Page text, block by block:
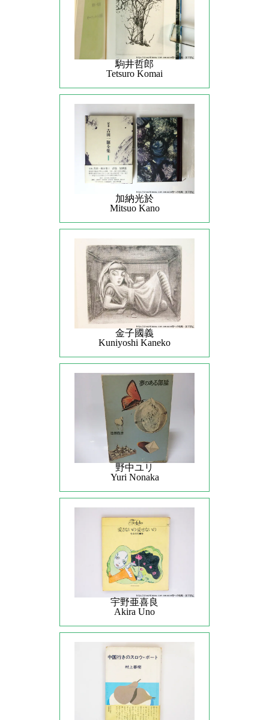
駒井哲郎
Tetsuro Komai
加納光於
Mitsuo Kano
金子國義
Kuniyoshi Kaneko
野中ユリ
Yuri Nonaka
宇野亜喜良
Akira Uno